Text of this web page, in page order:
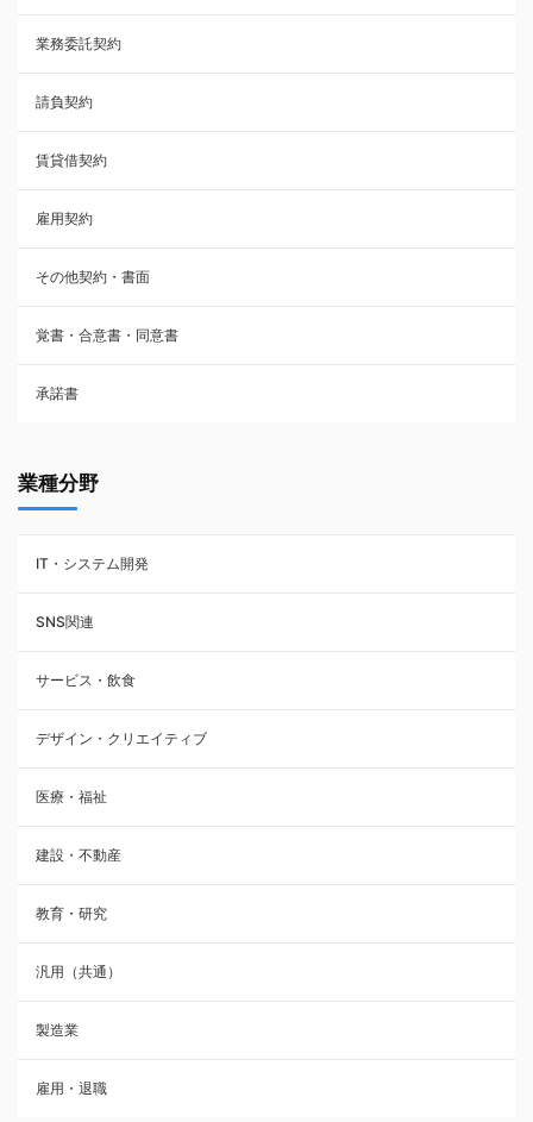
雇用契約
その他契約・書面
売買契約
株主総会議事録・関連書類
請負契約
フランチャイズ契約
賃貸借契約
業務委託契約
請負契約
賃貸借契約
雇用契約
その他契約・書面
覚書・合意書・同意書
承諾書
業種分野
IT・システム開発
SNS関連
サービス・飲食
デザイン・クリエイティブ
医療・福祉
建設・不動産
教育・研究
汎用（共通）
製造業
雇用・退職